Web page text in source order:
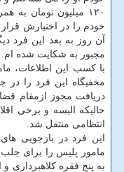
۱۲۰ میلیون تومان به همراه یک
خودم را در اختیارش
آن روز به بعد این فرد
مجبور به شکایت شده ام.
با کسب این اطلاعات،
مخفیگاه این فرد را در
دریافت مجوز ازمقام
حالیکه البسه و برخی
انتظامی منتقل شد.
این فرد در بازجویی
مامور پلیس را برای
به پنج فقره کلاهبرداری